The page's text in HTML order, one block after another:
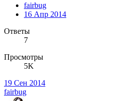
fairbug
16 Апр 2014
Ответы
7
Просмотры
5K
19 Сен 2014
fairbug